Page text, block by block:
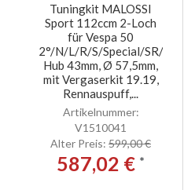
Tuningkit MALOSSI
Sport 112ccm 2-Loch
für Vespa 50
2°/N/L/R/S/Special/SR/SS
Hub 43mm, Ø 57,5mm,
mit Vergaserkit 19.19,
Rennauspuff,...
Artikelnummer:
V1510041
Alter Preis: 599,00 €
587,02 € *